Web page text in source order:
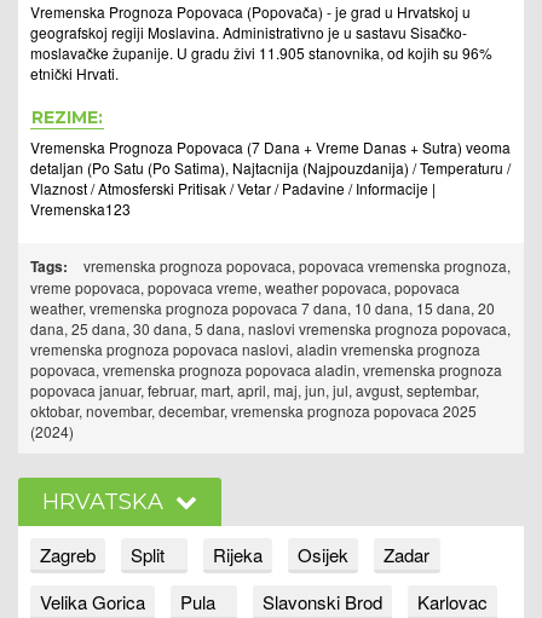
Vremenska Prognoza Popovaca (Popovača) - je grad u Hrvatskoj u
geografskoj regiji Moslavina. Administrativno je u sastavu Sisačko-
moslavačke županije. U gradu živi 11.905 stanovnika, od kojih su 96%
etnički Hrvati.
REZIME:
Vremenska Prognoza Popovaca (7 Dana + Vreme Danas + Sutra) veoma
detaljan (Po Satu (Po Satima), Najtacnija (Najpouzdanija) / Temperaturu /
Vlaznost / Atmosferski Pritisak / Vetar / Padavine / Informacije |
Vremenska123
Tags:
vremenska prognoza popovaca, popovaca vremenska prognoza,
vreme popovaca, popovaca vreme, weather popovaca, popovaca
weather, vremenska prognoza popovaca 7 dana, 10 dana, 15 dana, 20
dana, 25 dana, 30 dana, 5 dana, naslovi vremenska prognoza popovaca,
vremenska prognoza popovaca naslovi, aladin vremenska prognoza
popovaca, vremenska prognoza popovaca aladin, vremenska prognoza
popovaca januar, februar, mart, april, maj, jun, jul, avgust, septembar,
oktobar, novembar, decembar, vremenska prognoza popovaca 2025
(2024)
HRVATSKA
Zagreb Split Rijeka Osijek
Zadar
Velika Gorica
Pula Slavonski Brod
Karlovac